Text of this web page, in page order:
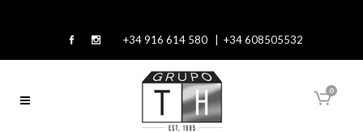
+34 916 614 580 | +34 608505532
0